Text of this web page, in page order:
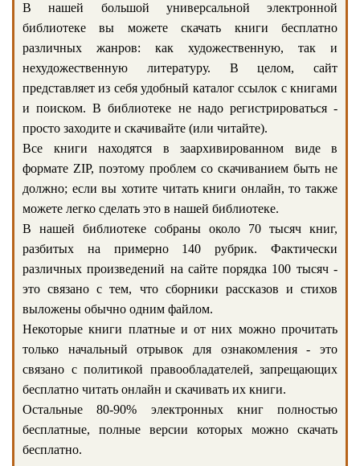
В нашей большой универсальной электронной
библиотеке вы можете скачать книги бесплатно
различных жанров: как художественную, так и
нехудожественную литературу. В целом, сайт
представляет из себя удобный каталог ссылок с книгами
и поиском. В библиотеке не надо регистрироваться -
просто заходите и скачивайте (или читайте).
Все книги находятся в заархивированном виде в
формате ZIP, поэтому проблем со скачиванием быть не
должно; если вы хотите читать книги онлайн, то также
можете легко сделать это в нашей библиотеке.
В нашей библиотеке собраны около 70 тысяч книг,
разбитых на примерно 140 рубрик. Фактически
различных произведений на сайте порядка 100 тысяч -
это связано с тем, что сборники рассказов и стихов
выложены обычно одним файлом.
Некоторые книги платные и от них можно прочитать
только начальный отрывок для ознакомления - это
связано с политикой правообладателей, запрещающих
бесплатно читать онлайн и скачивать их книги.
Остальные 80-90% электронных книг полностью
бесплатные, полные версии которых можно скачать
бесплатно.